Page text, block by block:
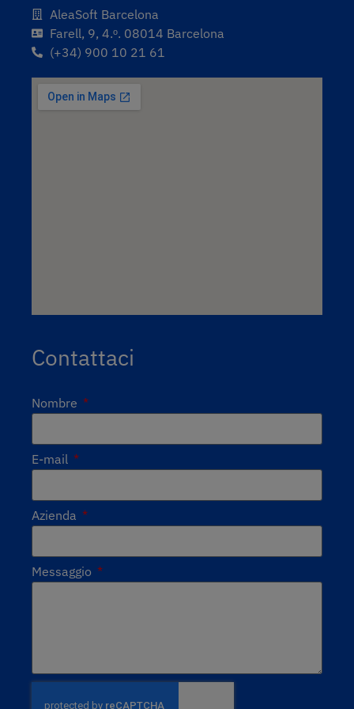
AleaSoft Barcelona
Farell, 9, 4.ᵒ. 08014 Barcelona
(+34) 900 10 21 61
Contattaci
Nombre
E-mail
Azienda
Messaggio